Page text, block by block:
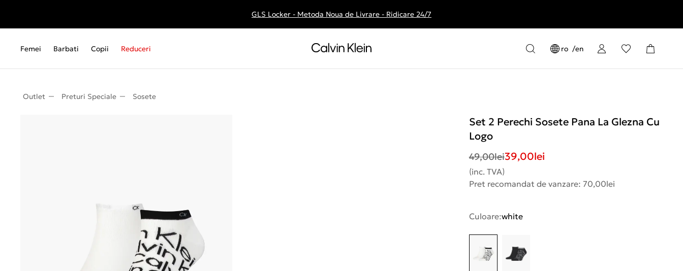
Livrare gratuita la comenzile de peste 250 RON
GLS Locker - Metoda Noua de Livrare - Ridicare 24/7
Femei Barbati Copii Reduceri ro en
Outlet Preturi Speciale Sosete
Set 2 Perechi Sosete Pana La Glezna Cu
Logo
49,00lei39,00lei
(inc. TVA)
Pret recomandat de vanzare: 70,00lei
Culoare:white